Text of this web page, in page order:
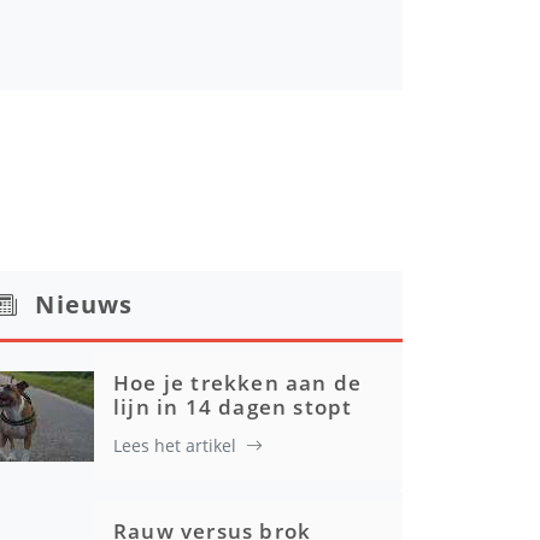
Nieuws
Hoe je trekken aan de
lijn in 14 dagen stopt
Lees het artikel
Rauw versus brok